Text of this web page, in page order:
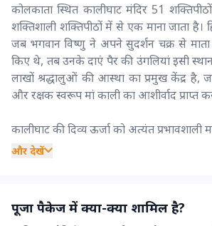
कोलकाता स्थित कालीघाट मंदिर 51
शक्तिशाली शक्तिपीठों में से एक माना जाता है।
जब भगवान विष्णु ने अपने सुदर्शन चक्र से
किए थे, तब उनके दाएं पैर की उंगलियां इसी स्थान
लाखों श्रद्धालुओं की आस्था का प्रमुख केंद्र है,
और रक्षक स्वरूप मां काली का आशीर्वाद प्राप्त
कालीघाट की दिव्य ऊर्जा को अत्यंत प्रभावशाली
और देखें
पूजा पैकेज में क्या-क्या शामिल है?